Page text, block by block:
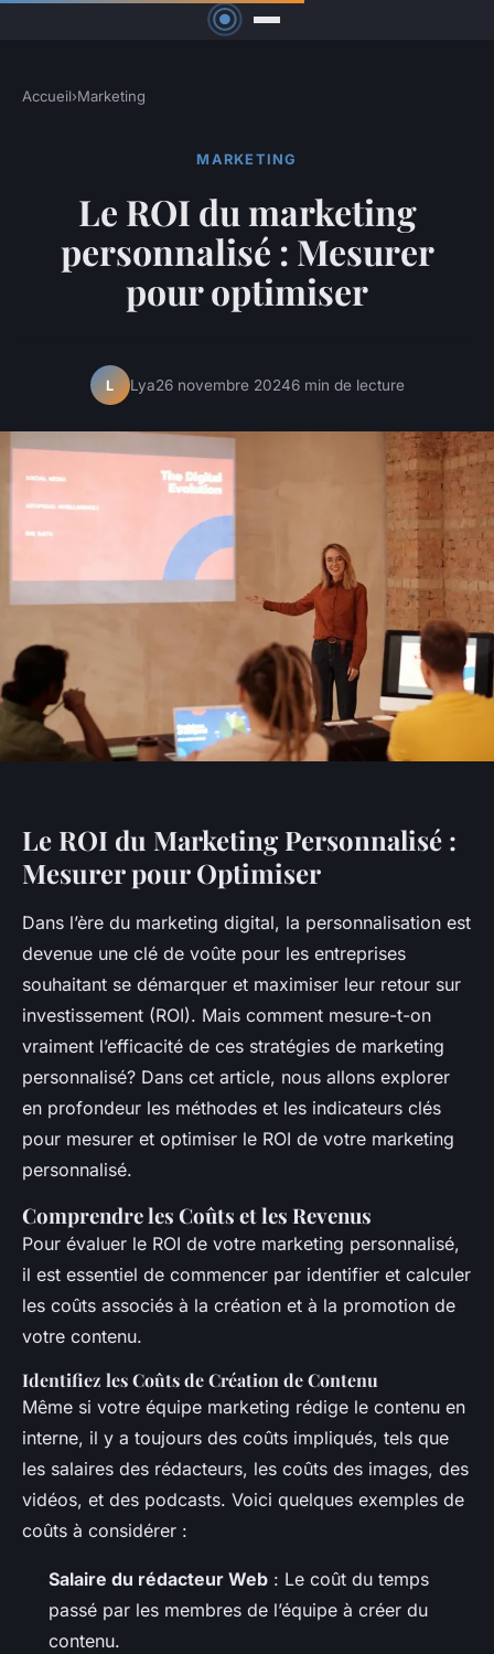
Accueil›Marketing
MARKETING
Le ROI du marketing
personnalisé : Mesurer
pour optimiser
L Lya26 novembre 20246 min de lecture
Le ROI du Marketing Personnalisé :
Mesurer pour Optimiser
Dans l’ère du marketing digital, la personnalisation est
devenue une clé de voûte pour les entreprises
souhaitant se démarquer et maximiser leur retour sur
investissement (ROI). Mais comment mesure-t-on
vraiment l’efficacité de ces stratégies de marketing
personnalisé? Dans cet article, nous allons explorer
en profondeur les méthodes et les indicateurs clés
pour mesurer et optimiser le ROI de votre marketing
personnalisé.
Comprendre les Coûts et les Revenus
Pour évaluer le ROI de votre marketing personnalisé,
il est essentiel de commencer par identifier et calculer
les coûts associés à la création et à la promotion de
votre contenu.
Identifiez les Coûts de Création de Contenu
Même si votre équipe marketing rédige le contenu en
interne, il y a toujours des coûts impliqués, tels que
les salaires des rédacteurs, les coûts des images, des
vidéos, et des podcasts. Voici quelques exemples de
coûts à considérer :
Salaire du rédacteur Web : Le coût du temps
passé par les membres de l’équipe à créer du
contenu.